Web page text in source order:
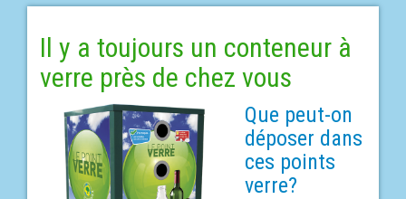
Il y a toujours un conteneur à
verre près de chez vous
Que peut-on
déposer dans
ces points
verre?